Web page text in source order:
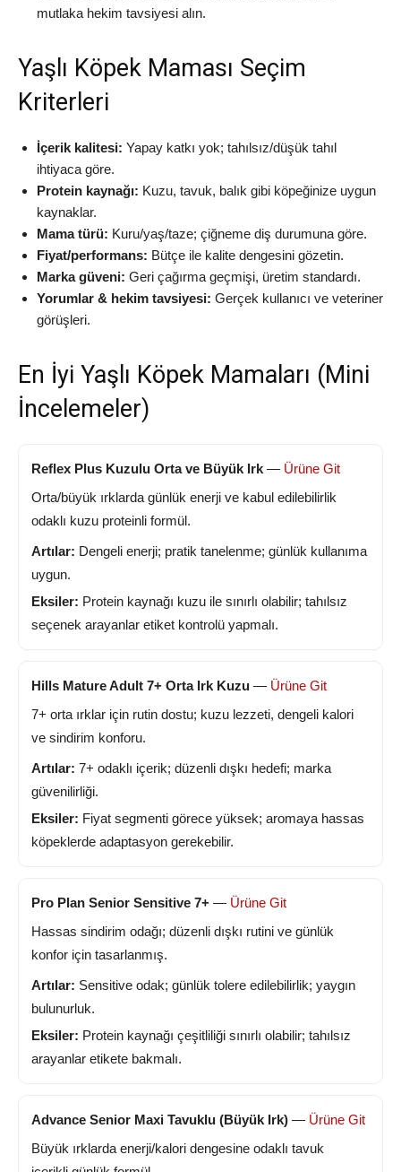
mutlaka hekim tavsiyesi alın.
Yaşlı Köpek Maması Seçim
Kriterleri
İçerik kalitesi: Yapay katkı yok; tahılsız/düşük tahıl
ihtiyaca göre.
Protein kaynağı: Kuzu, tavuk, balık gibi köpeğinize uygun
kaynaklar.
Mama türü: Kuru/yaş/taze; çiğneme diş durumuna göre.
Fiyat/performans: Bütçe ile kalite dengesini gözetin.
Marka güveni: Geri çağırma geçmişi, üretim standardı.
Yorumlar & hekim tavsiyesi: Gerçek kullanıcı ve veteriner
görüşleri.
En İyi Yaşlı Köpek Mamaları (Mini
İncelemeler)
Reflex Plus Kuzulu Orta ve Büyük Irk — Ürüne Git
Orta/büyük ırklarda günlük enerji ve kabul edilebilirlik
odaklı kuzu proteinli formül.
Artılar: Dengeli enerji; pratik tanelenme; günlük kullanıma
uygun.
Eksiler: Protein kaynağı kuzu ile sınırlı olabilir; tahılsız
seçenek arayanlar etiket kontrolü yapmalı.
Hills Mature Adult 7+ Orta Irk Kuzu — Ürüne Git
7+ orta ırklar için rutin dostu; kuzu lezzeti, dengeli kalori
ve sindirim konforu.
Artılar: 7+ odaklı içerik; düzenli dışkı hedefi; marka
güvenilirliği.
Eksiler: Fiyat segmenti görece yüksek; aromaya hassas
köpeklerde adaptasyon gerekebilir.
Pro Plan Senior Sensitive 7+ — Ürüne Git
Hassas sindirim odağı; düzenli dışkı rutini ve günlük
konfor için tasarlanmış.
Artılar: Sensitive odak; günlük tolere edilebilirlik; yaygın
bulunurluk.
Eksiler: Protein kaynağı çeşitliliği sınırlı olabilir; tahılsız
arayanlar etikete bakmalı.
Advance Senior Maxi Tavuklu (Büyük Irk) — Ürüne Git
Büyük ırklarda enerji/kalori dengesine odaklı tavuk